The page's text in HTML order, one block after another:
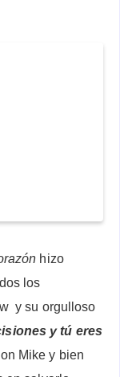
hizo
los
y su orgulloso
y tú eres
Mike y bien